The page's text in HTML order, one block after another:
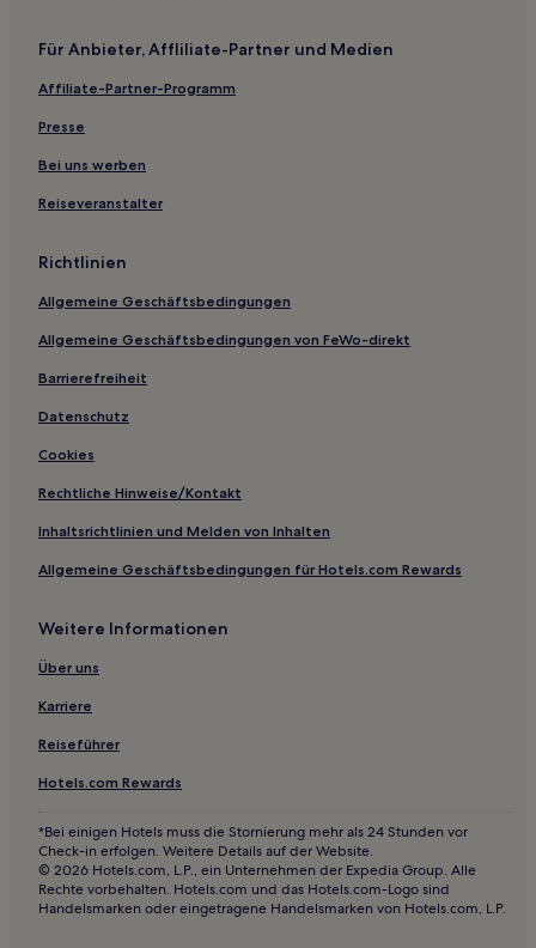
3-Sterne-Hotels in Liberty
4-Sterne-Hotels in Kansas City
Stanberry Hotels
Metz Hotels
Platte County: Hotels
Malta Bend Hotels
Dearborn Hotels
Hotels nahe Station Metro Center
Hotels nahe Pony Express Museum
Edgerton Hotels
Conception Junction Hotels
Clinton Hotels
Grand Pass Hotels
Dover Hotels
Ludlow Hotels
Raytown: Hotels
La Monte Hotels
Hotels nahe Albrecht-Kemper Museum of Art
Oakwood Park: Hotels
Jackson County: Hotels
Albany Hotels
Tarrytown: Hotels
Prathersville: Hotels
Für Anbieter, Affliliate-Partner und Medien
Affiliate-Partner-Programm
Presse
Bei uns werben
Reiseveranstalter
Richtlinien
Allgemeine Geschäftsbedingungen
Allgemeine Geschäftsbedingungen von FeWo-direkt
Barrierefreiheit
Datenschutz
Cookies
Rechtliche Hinweise/Kontakt
Inhaltsrichtlinien und Melden von Inhalten
Allgemeine Geschäftsbedingungen für Hotels.com Rewards
Weitere Informationen
Über uns
Karriere
Reiseführer
Hotels.com Rewards
*Bei einigen Hotels muss die Stornierung mehr als 24 Stunden vor
Check-in erfolgen. Weitere Details auf der Website.
© 2026 Hotels.com, L.P., ein Unternehmen der Expedia Group. Alle
Rechte vorbehalten. Hotels.com und das Hotels.com-Logo sind
Handelsmarken oder eingetragene Handelsmarken von Hotels.com, L.P.